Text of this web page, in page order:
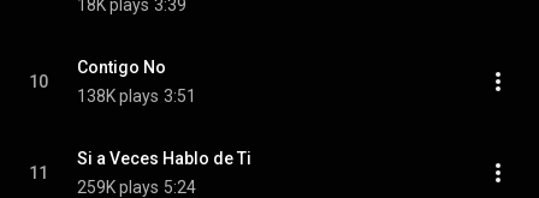
18K plays 3:39
10
Contigo No
138K plays 3:51
11
Si a Veces Hablo de Ti
259K plays 5:24